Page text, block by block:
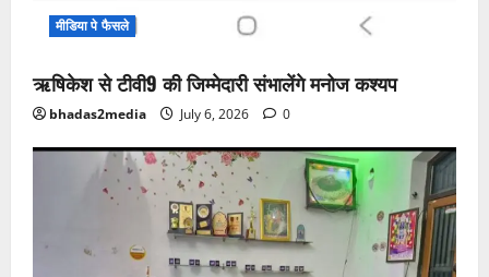
मीडिया पे फैसले
ऋषिकेश से टीवी9 की जिम्मेदारी संभालेंगे मनोज कश्यप
bhadas2media July 6, 2026 0